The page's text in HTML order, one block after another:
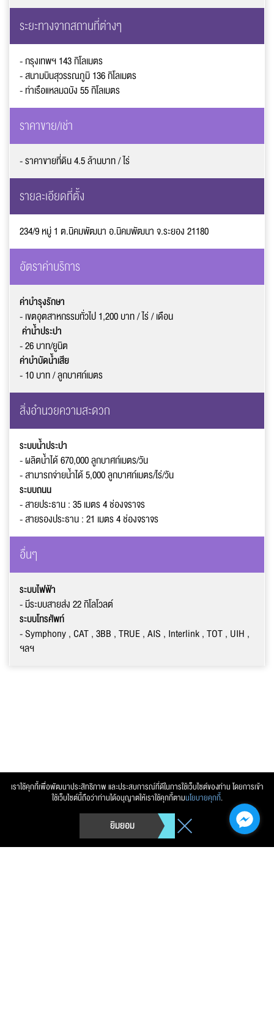
เราใช้คุกกี้เพื่อพัฒนาประสิทธิภาพ และประสบการณ์ที่ดีในการใช้เว็บไซต์ของท่าน โดยการเข้า
ใช้เว็บไซต์นี้ถือว่าท่านได้อนุญาตให้เราใช้คุกกี้ตามนโยบายคุกกี้.
ยิมยอม
ระยะทางจากสถานที่ต่างๆ
- กรุงเทพฯ 143กิโลเมตร
- สนามบินสุวรรณภูมิ 136กิโลเมตร
- ท่าเรือแหลมฉบัง 55กิโลเมตร
ราคาขาย/เช่า
- ราคาขายที่ดิน 4.5 ล้านบาท / ไร่
รายละเอียดที่ตั้ง
234/9 หมู่ 1 ต.นิคมพัฒนา อ.นิคมพัฒนา จ.ระยอง 21180
อัตราค่าบริการ
ค่าบำรุงรักษา
- เขตอุตสาหกรรมทั่วไป 1,200บาท / ไร่ / เดือน
ค่าน้ำประปา
- 26บาท/ยูนิต
ค่าบำบัดน้ำเสีย
- 10บาท / ลูกบาศก์เมตร
สิ่งอำนวยความสะดวก
ระบบน้ำประปา
- ผลิตน้ำได้ 670,000ลูกบาศก์เมตร/วัน
- สามารถจ่ายน้ำได้ 5,000ลูกบาศก์เมตร/ไร่/วัน
ระบบถนน
- สายประธาน : 35เมตร4ช่องจราจร
- สายรองประธาน : 21 เมตร4ช่องจราจร
อื่นๆ
ระบบไฟฟ้า
- มีระบบสายส่ง 22 กิโลโวลต์
ระบบโทรศัพท์
- Symphony , CAT ,3BB , TRUE , AIS , Interlink , TOT , UIH ,
ฯลฯ